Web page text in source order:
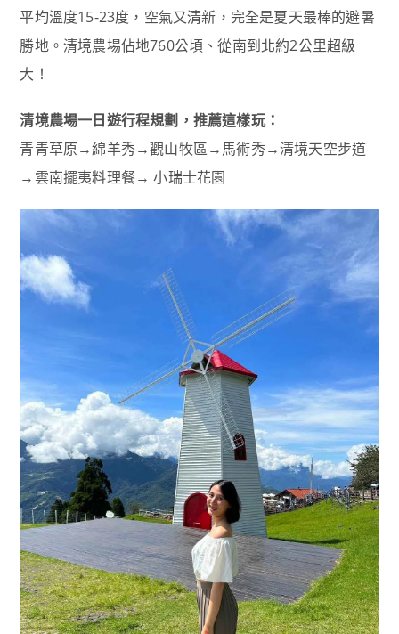
平均溫度15-23度，空氣又清新，完全是夏天最棒的避暑
勝地。清境農場佔地760公頃、從南到北約2公里超級
大！
清境農場一日遊行程規劃，推薦這樣玩：
青青草原→綿羊秀→觀山牧區→馬術秀→清境天空步道
→雲南擺夷料理餐→ 小瑞士花園